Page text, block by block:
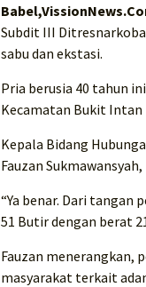
Subdit III
sabu dan ekstasi.
Pria berusia 40 tahun
Kecamatan Bukit Intan
Kepala Bidang
Fauzan
“Ya benar. Dari tangan
51 Butir dengan berat
Fauzan menerangkan,
masyarakat terkait